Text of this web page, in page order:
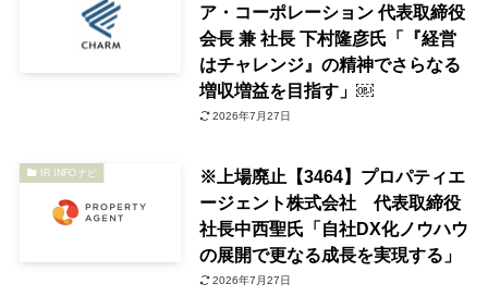
ア・コーポレーション 代表取締役
会長 兼 社長 下村隆彦氏「『経営
はチャレンジ』の精神でさらなる
増収増益を目指す」￼
2026年7月27日
IR INFOナビ
※上場廃止【3464】プロパティエ
ージェント株式会社 代表取締役
社長中西聖氏「自社DX化ノウハウ
の展開で更なる成長を実現する」
2026年7月27日